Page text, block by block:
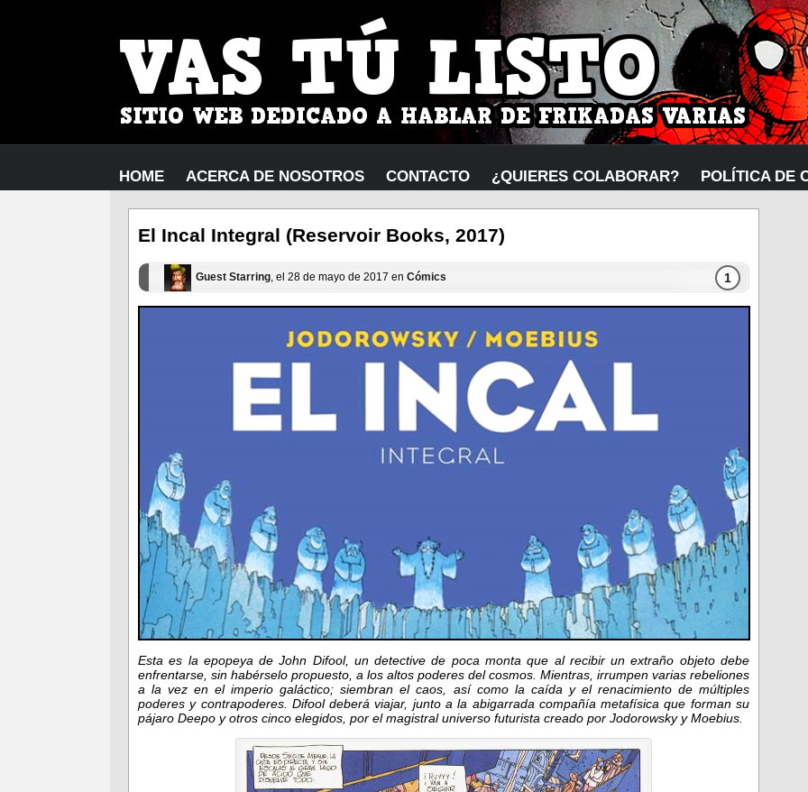
HOME ACERCA DE NOSOTROS CONTACTO ¿QUIERES COLABORAR? POLÍTICA DE
El Incal Integral (Reservoir Books, 2017)
Guest Starring, el 28 de mayo de 2017 en Cómics 1
Esta es la epopeya de John Difool, un detective de poca monta que al recibir un extraño objeto debe
enfrentarse, sin habérselo propuesto, a los altos poderes del cosmos. Mientras, irrumpen varias rebeliones
a la vez en el imperio galáctico; siembran el caos, así como la caída y el renacimiento de múltiples
poderes y contrapoderes. Difool deberá viajar, junto a la abigarrada compañía metafísica que forman su
pájaro Deepo y otros cinco elegidos, por el magistral universo futurista creado por Jodorowsky y Moebius.